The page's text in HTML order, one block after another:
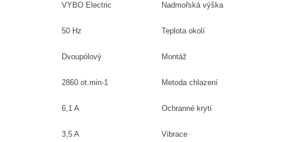
VYBO Electric
50 Hz
Dvoupólový
2860 ot.min-1
6,1 A
3,5 A
Nadmořská výška
Teplota okolí
Montáž
Metoda chlazení
Ochranné krytí
Vibrace